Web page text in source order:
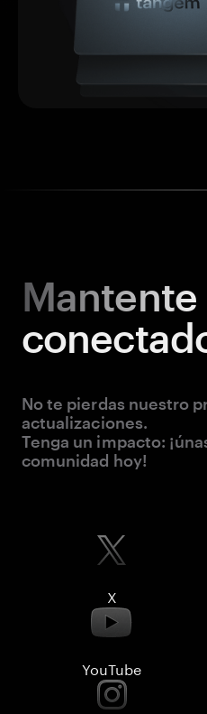
Mantente
No te pierdas nuestro
actualizaciones.
Tenga un impacto:
comunidad hoy!
X
YouTube